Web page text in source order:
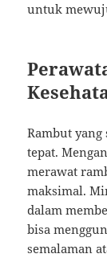
untuk
Rambut
tepat.
merawat
maksimal.
dalam
bisa
semalaman